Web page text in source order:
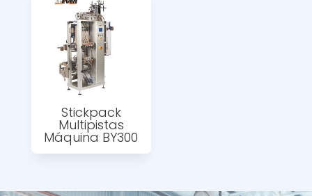
Stickpack
Multipistas
Máquina BY300